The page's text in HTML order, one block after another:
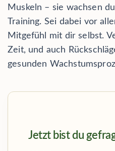
Muskeln – sie wachsen
Training. Sei dabei vor
Mitgefühl mit dir selbst.
Zeit, und auch
gesunden
Jetzt bist du